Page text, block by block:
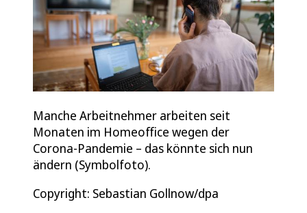
Manche Arbeitnehmer arbeiten seit
Monaten im Homeoffice wegen der
Corona-Pandemie – das könnte sich nun
ändern (Symbolfoto).
Copyright: Sebastian Gollnow/dpa